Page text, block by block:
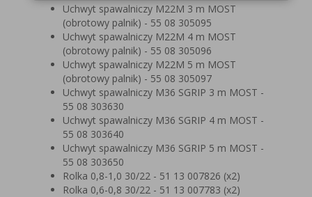
Uchwyt spawalniczy M22M 3 m MOST
(obrotowy palnik) - 55 08 305095
Uchwyt spawalniczy M22M 4 m MOST
(obrotowy palnik) - 55 08 305096
Uchwyt spawalniczy M22M 5 m MOST
(obrotowy palnik) - 55 08 305097
Uchwyt spawalniczy M36 SGRIP 3 m MOST -
55 08 303630
Uchwyt spawalniczy M36 SGRIP 4 m MOST -
55 08 303640
Uchwyt spawalniczy M36 SGRIP 5 m MOST -
55 08 303650
Rolka 0,8-1,0 30/22 - 51 13 007826 (x2)
Rolka 0,6-0,8 30/22 - 51 13 007783 (x2)